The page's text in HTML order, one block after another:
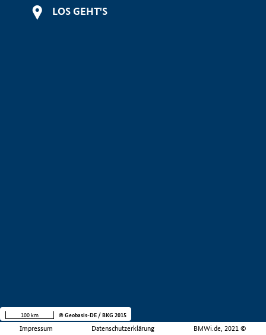
LOS GEHT'S
Impressum Datenschutzerklärung BMWi.de, 2021 ©
100 km © Geobasis-DE / BKG 2015